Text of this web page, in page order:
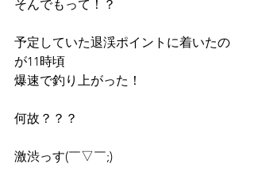
そんでもって！？
予定していた退渓ポイントに着いたの
が11時頃
爆速で釣り上がった！
何故？？？
激渋っす(￣▽￣;)